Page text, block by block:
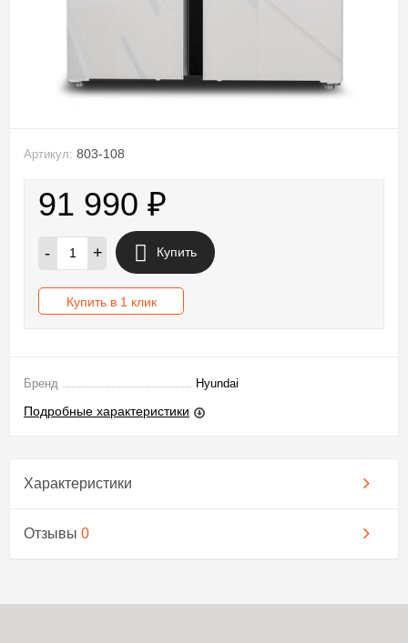
Артикул: 803-108
91 990 ₽
- + Купить
Купить в 1 клик
Бренд Hyundai
Подробные характеристики
Характеристики
Отзывы 0